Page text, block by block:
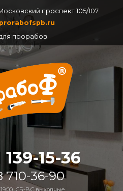
проспект 105/107
прорабов
15-36
710-36-90
СБ-ВС выходные